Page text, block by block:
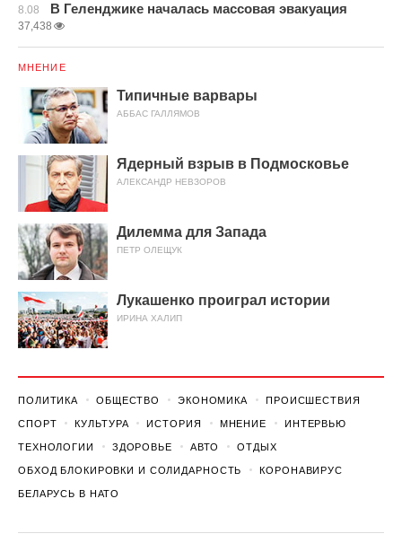
8.08 В Геленджике началась массовая эвакуация
37,438
МНЕНИЕ
Типичные варвары
АББАС ГАЛЛЯМОВ
Ядерный взрыв в Подмосковье
АЛЕКСАНДР НЕВЗОРОВ
Дилемма для Запада
ПЕТР ОЛЕЩУК
Лукашенко проиграл истории
ИРИНА ХАЛИП
ПОЛИТИКА ОБЩЕСТВО ЭКОНОМИКА ПРОИСШЕСТВИЯ
СПОРТ КУЛЬТУРА ИСТОРИЯ МНЕНИЕ ИНТЕРВЬЮ
ТЕХНОЛОГИИ ЗДОРОВЬЕ АВТО ОТДЫХ
ОБХОД БЛОКИРОВКИ И СОЛИДАРНОСТЬ КОРОНАВИРУС
БЕЛАРУСЬ В НАТО